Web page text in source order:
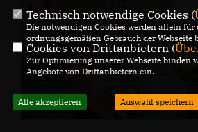
Technisch notwendige Cookies (
Die notwendigen Cookies werden allein für
ordnungsgemäßen Gebrauch der Webseite
Cookies von Drittanbietern (
Zur Optimierung unserer Webseite binden
Angebote von Drittanbietern ein.
Alle akzeptieren Auswahl speichern